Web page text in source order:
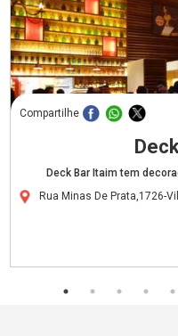
Compartilhe
Deck Bar Itaim tem
Rua Minas De Prata,1726-